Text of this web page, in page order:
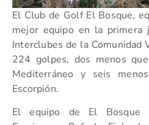
El Club de Golf El Bosque,
mejor equipo en la primera
Interclubes de la Comunidad
224 golpes, dos menos
Mediterráneo y seis
Escorpión.
El equipo de El Bosque